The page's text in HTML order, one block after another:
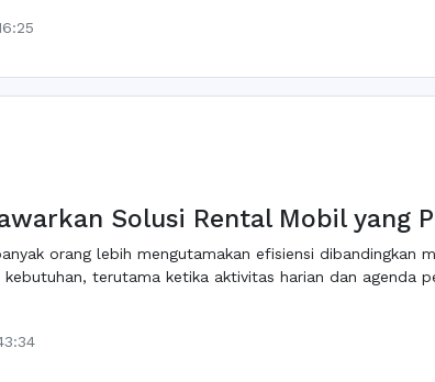
Solusi Rental Mobil yang
orang lebih mengutamakan efisiensi dibandingkan
terutama ketika aktivitas harian dan agenda